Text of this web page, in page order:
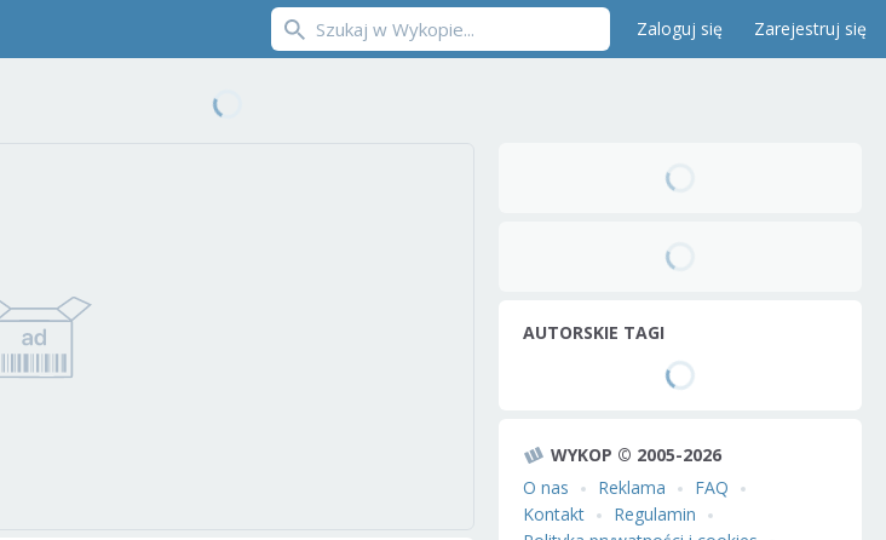
Zaloguj się Zarejestruj się
AUTORSKIE TAGI
WYKOP © 2005-2026
O nas
Reklama
FAQ
Kontakt
Regulamin